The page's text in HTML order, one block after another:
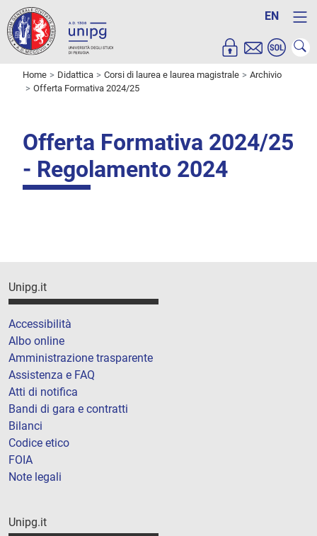
EN
Home Didattica Corsi di laurea e laurea magistrale
Archivio
Offerta Formativa 2024/25
Offerta Formativa 2024/25
- Regolamento 2024
Unipg.it
Accessibilità
Albo online
Amministrazione trasparente
Assistenza e FAQ
Atti di notifica
Bandi di gara e contratti
Bilanci
Codice etico
FOIA
Note legali
Unipg.it